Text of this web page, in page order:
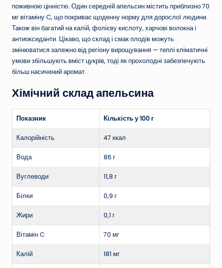
поживною цінністю. Один середній апельсин містить приблизно 70
мг вітаміну C, що покриває щоденну норму для дорослої людини.
Також він багатий на калій, фолієву кислоту, харчові волокна і
антиоксиданти. Цікаво, що склад і смак плодів можуть
змінюватися залежно від регіону вирощування — теплі кліматичні
умови збільшують вміст цукрів, тоді як прохолодні забезпечують
більш насичений аромат.
Хімічний склад апельсина
Показник Кількість у 100 г
Калорійність 47 ккал
Вода 86 г
Вуглеводи 11,8 г
Білки 0,9 г
Жири 0,1 г
Вітамін C 70 мг
Калій 181 мг